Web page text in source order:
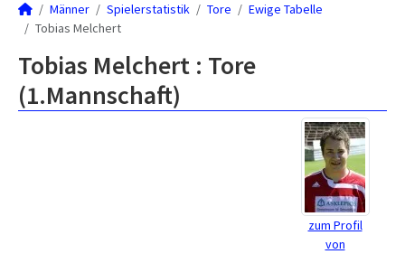
Männer Spielerstatistik Tore
Ewige Tabelle
Tobias Melchert
Tobias Melchert : Tore
(1.Mannschaft)
zum Profil
von